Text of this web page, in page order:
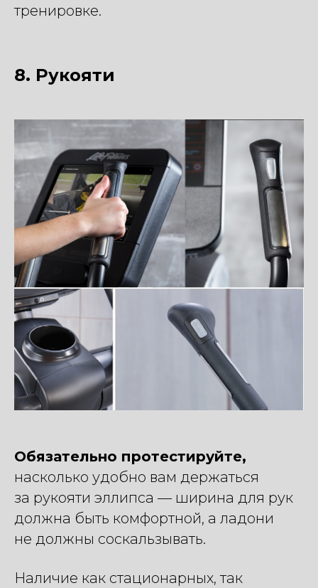
тренировке.
8. Рукояти
Обязательно протестируйте,
насколько удобно вам держаться
за рукояти эллипса — ширина для рук
должна быть комфортной, а ладони
не должны соскальзывать.
Наличие как стационарных, так